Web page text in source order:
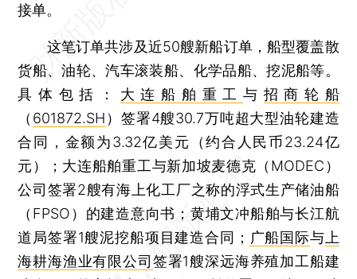
接单。
这笔订单共涉及近50艘新船订单，船型覆盖散
货船、油轮、汽车滚装船、化学品船、挖泥船等。
具体包括： 大连船舶重工 与 招商轮船
（ 601872.SH ）签署4艘30.7万吨超大型油轮建造
合同，金额为3.32亿美元（约合人民币23.24亿
元）；大连船舶重工与新加坡麦德克（MODEC）
公司签署2艘有海上化工厂之称的浮式生产储油船
（FPSO）的建造意向书；黄埔文冲船舶与长江航
道局签署1艘泥挖船项目建造合同； 广船国际与 上
海耕海渔业有限公司 签署1艘深远海养殖加工船建